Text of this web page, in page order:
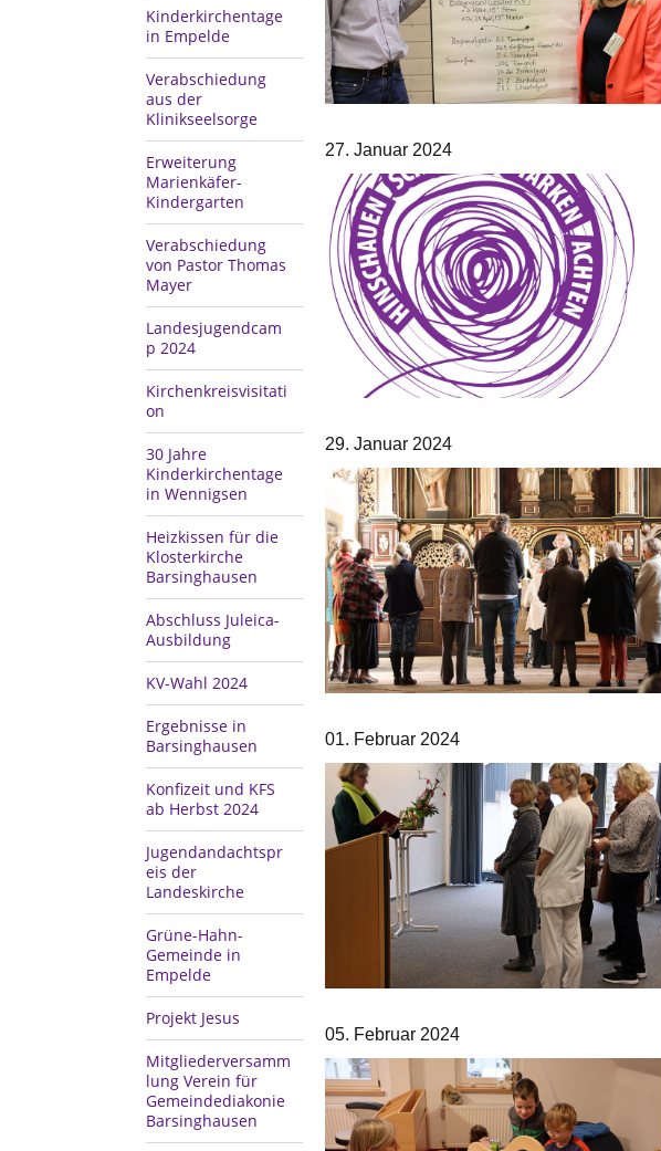
Kinderkirchentage
in Empelde
Verabschiedung
aus der
Klinikseelsorge
Erweiterung
Marienkäfer-
Kindergarten
Verabschiedung
von Pastor Thomas
Mayer
Landesjugendcam
p 2024
Kirchenkreisvisitati
on
30 Jahre
Kinderkirchentage
in Wennigsen
Heizkissen für die
Klosterkirche
Barsinghausen
Abschluss Juleica-
Ausbildung
KV-Wahl 2024
Ergebnisse in
Barsinghausen
Konfizeit und KFS
ab Herbst 2024
Jugendandachtspr
eis der
Landeskirche
Grüne-Hahn-
Gemeinde in
Empelde
Projekt Jesus
Mitgliederversamm
lung Verein für
Gemeindediakonie
Barsinghausen
27. Januar 2024
29. Januar 2024
01. Februar 2024
05. Februar 2024